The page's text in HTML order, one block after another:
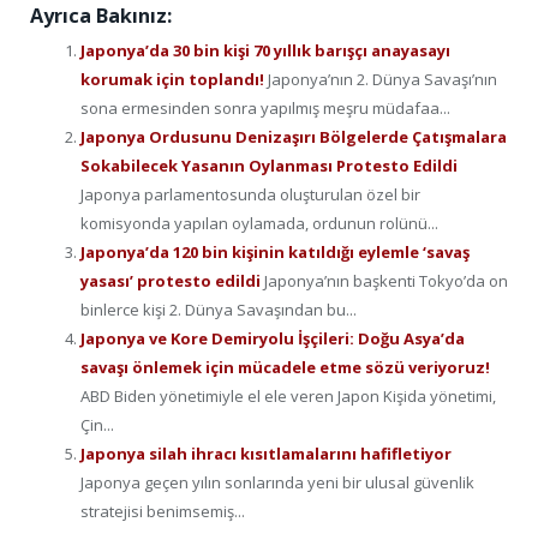
Ayrıca Bakınız:
Japonya’da 30 bin kişi 70 yıllık barışçı anayasayı
korumak için toplandı! Japonya’nın 2. Dünya Savaşı’nın
sona ermesinden sonra yapılmış meşru müdafaa...
Japonya Ordusunu Denizaşırı Bölgelerde Çatışmalara
Sokabilecek Yasanın Oylanması Protesto Edildi
Japonya parlamentosunda oluşturulan özel bir
komisyonda yapılan oylamada, ordunun rolünü...
Japonya’da 120 bin kişinin katıldığı eylemle ‘savaş
yasası’ protesto edildi Japonya’nın başkenti Tokyo’da on
binlerce kişi 2. Dünya Savaşından bu...
Japonya ve Kore Demiryolu İşçileri: Doğu Asya’da
savaşı önlemek için mücadele etme sözü veriyoruz!
ABD Biden yönetimiyle el ele veren Japon Kişida yönetimi,
Çin...
Japonya silah ihracı kısıtlamalarını hafifletiyor
Japonya geçen yılın sonlarında yeni bir ulusal güvenlik
stratejisi benimsemiş...